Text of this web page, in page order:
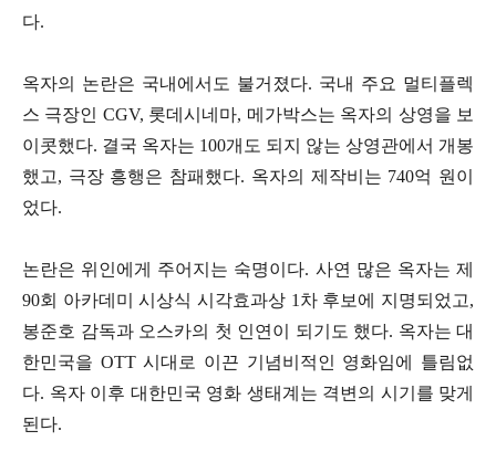
다.
옥자의 논란은 국내에서도 불거졌다. 국내 주요 멀티플렉
스 극장인 CGV, 롯데시네마, 메가박스는 옥자의 상영을 보
이콧했다. 결국 옥자는 100개도 되지 않는 상영관에서 개봉
했고, 극장 흥행은 참패했다. 옥자의 제작비는 740억 원이
었다.
논란은 위인에게 주어지는 숙명이다. 사연 많은 옥자는 제
90회 아카데미 시상식 시각효과상 1차 후보에 지명되었고,
봉준호 감독과 오스카의 첫 인연이 되기도 했다. 옥자는 대
한민국을 OTT 시대로 이끈 기념비적인 영화임에 틀림없
다. 옥자 이후 대한민국 영화 생태계는 격변의 시기를 맞게
된다.